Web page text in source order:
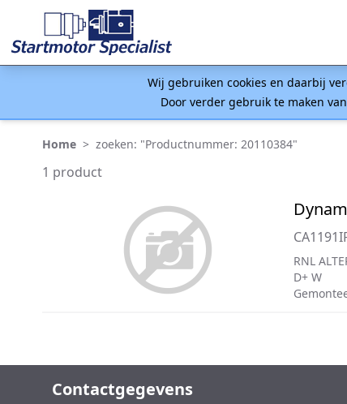
Wij gebruiken cookies en daarbij
Door verder gebruik te maken
Home > zoeken: "Productnummer: 20110384"
1 product
RNL
D+ W
Contactgegevens